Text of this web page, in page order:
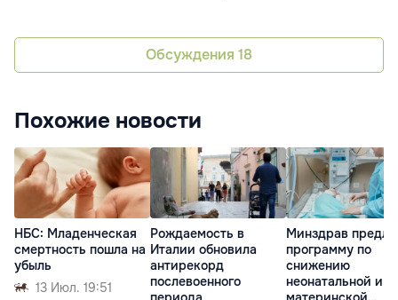
Обсуждения 18
Похожие новости
НБС: Младенческая
смертность пошла на
убыль
13 Июл. 19:51
Рождаемость в
Италии обновила
антирекорд
послевоенного
Минздрав
программу по
снижению
неонатальной и